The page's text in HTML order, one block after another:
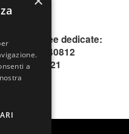
le due linee dedicate:
o 0200640812
344.1996621
a